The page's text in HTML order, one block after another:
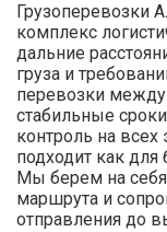
Грузоперевозки
комплекс
дальние
груза и
перевозки между
стабильные
контроль на всех
подходит как для
Мы берем на себя
маршрута и
отправления до